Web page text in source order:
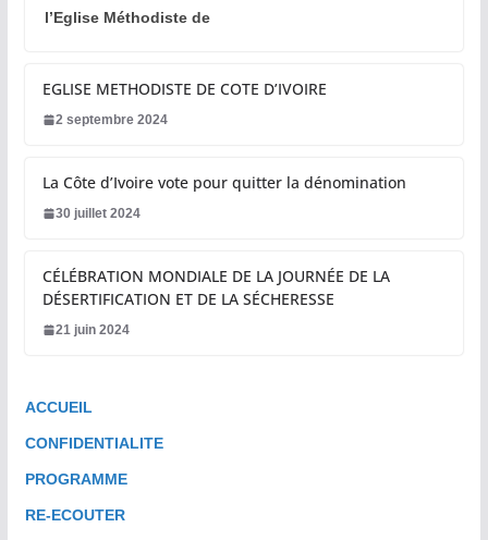
l’Eglise Méthodiste de
EGLISE METHODISTE DE COTE D’IVOIRE
2 septembre 2024
La Côte d’Ivoire vote pour quitter la dénomination
30 juillet 2024
CÉLÉBRATION MONDIALE DE LA JOURNÉE DE LA
DÉSERTIFICATION ET DE LA SÉCHERESSE
21 juin 2024
ACCUEIL
CONFIDENTIALITE
PROGRAMME
RE-ECOUTER